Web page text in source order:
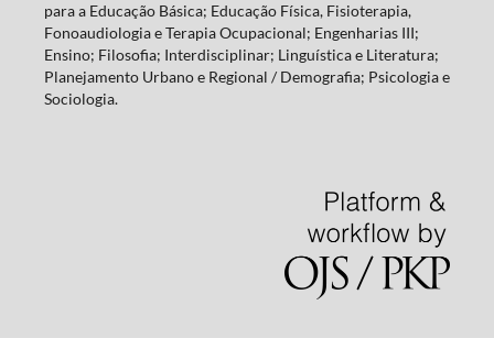
para a Educação Básica; Educação Física, Fisioterapia,
Fonoaudiologia e Terapia Ocupacional; Engenharias III;
Ensino; Filosofia; Interdisciplinar; Linguística e Literatura;
Planejamento Urbano e Regional / Demografia; Psicologia e
Sociologia.